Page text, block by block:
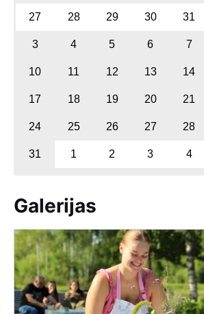
27 28 29 30 31
3 4 5 6 7
10 11 12 13 14
17 18 19 20 21
24 25 26 27 28
31 1 2 3 4
Galerijas